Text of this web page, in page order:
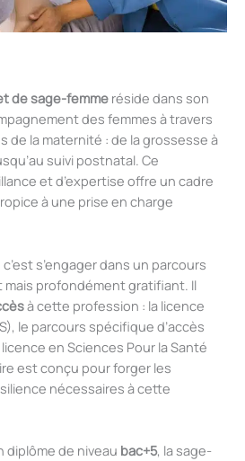
de sage-femme réside dans son
des femmes à travers
de la maternité : de la grossesse à
suivi postnatal. Ce
et d’expertise offre un cadre
à une prise en charge
c’est s’engager dans un parcours
profondément gratifiant. Il
à cette profession : la licence
le parcours spécifique d’accès
en Sciences Pour la Santé
est conçu pour forger les
nécessaires à cette
diplôme de niveau bac+5, la sage-